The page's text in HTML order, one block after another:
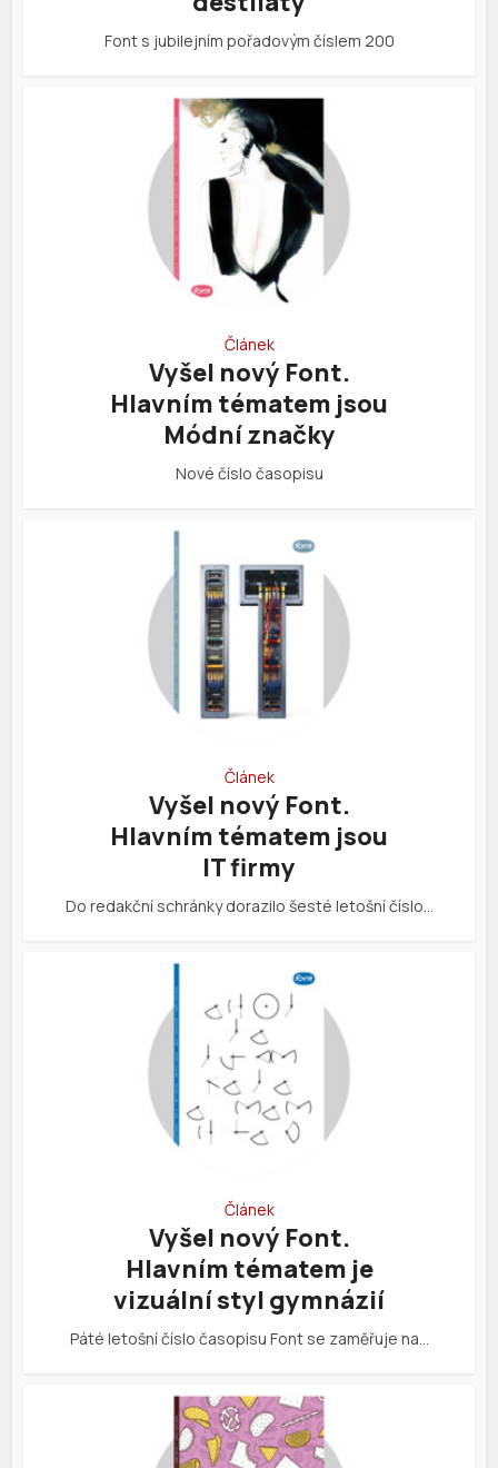
Font s jubilejním pořadovým číslem 200
Článek
Vyšel nový Font.
Hlavním tématem jsou
Módní značky
Nové číslo časopisu
Článek
Vyšel nový Font.
Hlavním tématem jsou
IT firmy
Do redakční schránky dorazilo šesté letošní číslo…
Článek
Vyšel nový Font.
Hlavním tématem je
vizuální styl gymnázií
Páté letošní číslo časopisu Font se zaměřuje na…